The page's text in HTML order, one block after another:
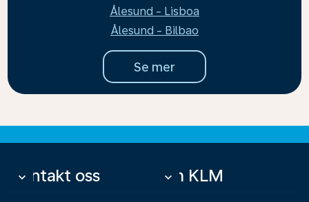
Ålesund - Lisboa
Ålesund - Bilbao
Se mer
Kontakt oss
keyboard_arrow_down Om KLM
keyboard_arrow_down